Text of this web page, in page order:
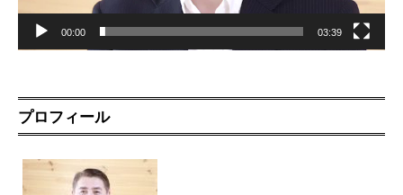
00:00 03:39
プロフィール